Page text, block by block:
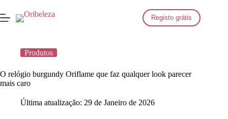
para
o
Registo grátis
Produtos
O relógio burgundy Oriflame que faz qualquer look parecer
mais caro
Última atualização: 29 de Janeiro de 2026